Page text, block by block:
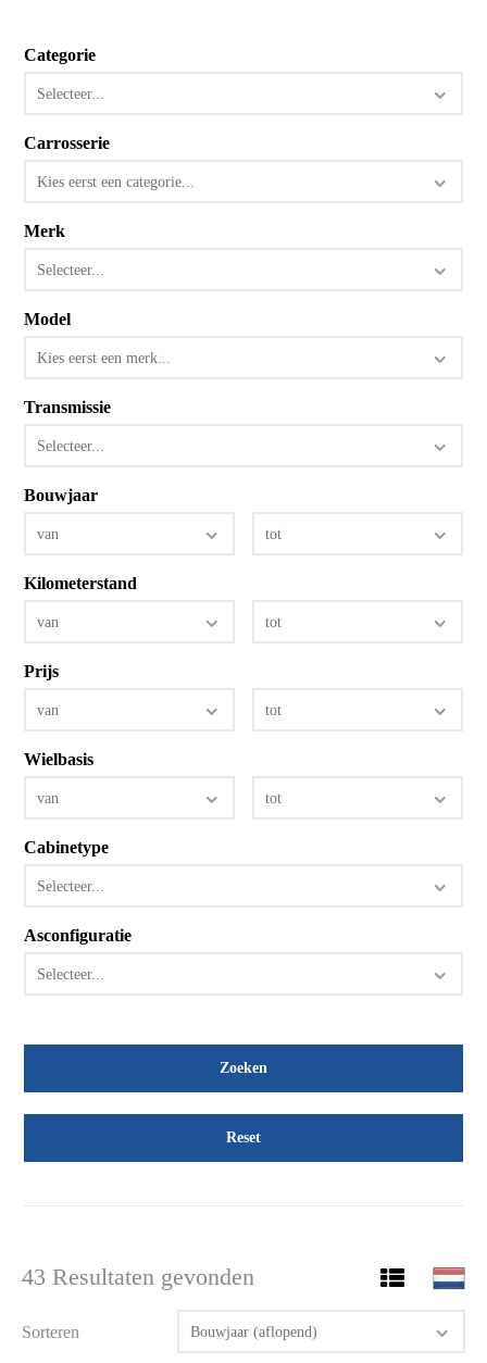
Categorie
Selecteer...
Carrosserie
Kies eerst een categorie...
Merk
Selecteer...
Model
Kies eerst een merk...
Transmissie
Selecteer...
Bouwjaar
van tot
Kilometerstand
van tot
Prijs
van tot
Wielbasis
van tot
Cabinetype
Selecteer...
Asconfiguratie
Selecteer...
Reset
43 Resultaten gevonden
Sorteren Bouwjaar (aflopend)